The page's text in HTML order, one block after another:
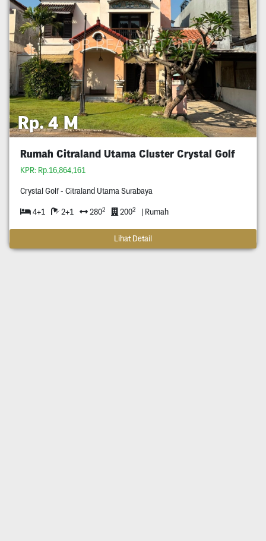
Rp. 4 M
Rumah Citraland Utama Cluster Crystal Golf
KPR: Rp.16,864,161
Crystal Golf - Citraland Utama Surabaya
4+1 2+1 2802 2002 | Rumah
Lihat Detail